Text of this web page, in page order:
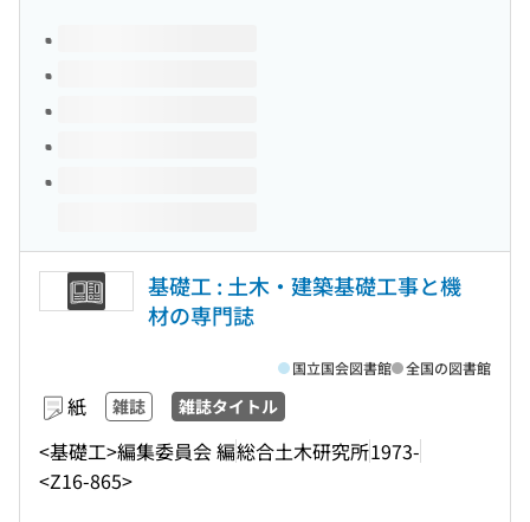
このタイトルの巻号
基礎工 : 土木・建築基礎工事と機
材の専門誌
紙 雑誌 雑誌タイトル
<基礎工>編集委員会 編総合土木研究所1973-
<Z16-865>
国立国会図書館 全国の図書館